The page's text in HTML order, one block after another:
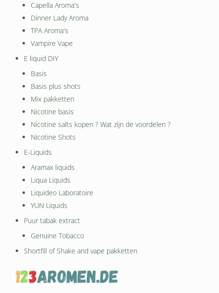
Capella Aroma's
Dinner Lady Aroma
TPA Aroma's
Vampire Vape
E liquid DIY
Basis
Basis plus shots
Mix pakketten
Nicotine basis
Nicotine salts kopen ? Wat zijn de voordelen ?
Nicotine Shots
E-Liquids
Aramax liquids
Liqua Liquids
Liquideo Laboratoire
YUN Liquids
Puur tabak extract
Genuine Tobacco
Shortfill of Shake and vape pakketten